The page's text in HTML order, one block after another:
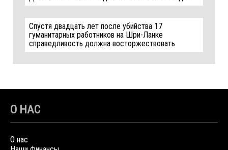
Спустя двадцать лет после убийства 17
гуманитарных работников на Шри-Ланке
справедливость должна восторжествовать
О НАС
О нас